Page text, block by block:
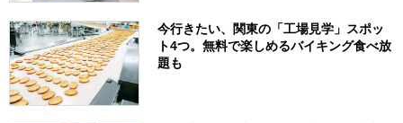
今行きたい、関東の「工場見学」スポッ
ト4つ。無料で楽しめるバイキング食べ放
題も